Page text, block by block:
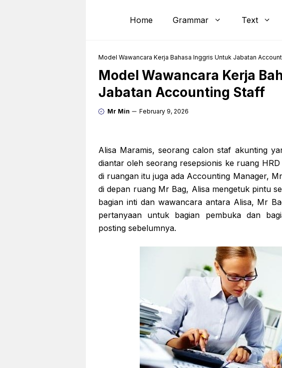
Home Grammar Text
Model Wawancara Kerja Bahasa Inggris Untuk Jabatan
Model Wawancara Kerja
Jabatan Accounting Staff
Mr Min February 9, 2026
Alisa Maramis, seorang calon staf akunting
diantar oleh seorang resepsionis ke ruang
di ruangan itu juga ada Accounting Manager,
di depan ruang Mr Bag, Alisa mengetuk pintu
bagian inti dan wawancara antara Alisa, Mr
pertanyaan untuk bagian pembuka dan
posting sebelumnya.